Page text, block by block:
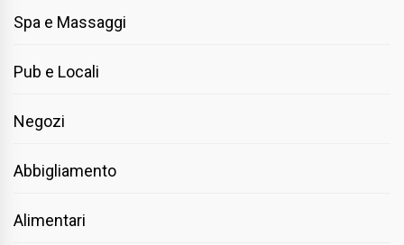
Spa e Massaggi
Pub e Locali
Negozi
Abbigliamento
Alimentari